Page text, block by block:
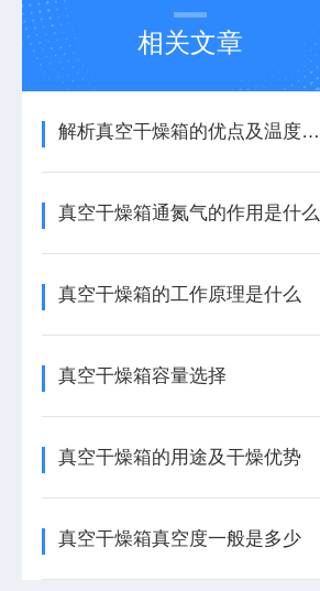
相关文章
解析真空干燥箱的优点及温度、定时设置方法
真空干燥箱通氮气的作用是什么
真空干燥箱的工作原理是什么
真空干燥箱容量选择
真空干燥箱的用途及干燥优势
真空干燥箱真空度一般是多少